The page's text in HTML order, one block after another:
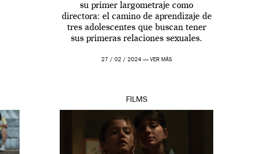
su primer largometraje como
directora: el camino de aprendizaje de
tres adolescentes que buscan tener
sus primeras relaciones sexuales.
27 / 02 / 2024 — VER MÁS
FILMS